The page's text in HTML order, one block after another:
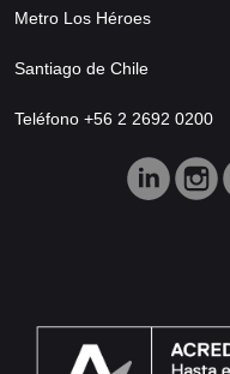
Metro Los Héroes
Santiago de Chile
Teléfono +56 2 2692 0200